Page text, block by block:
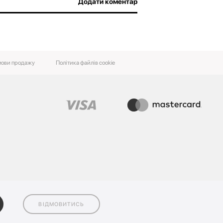
‌продажу‌ Політика файлів cookie
ВІДМОВИТИСЬ